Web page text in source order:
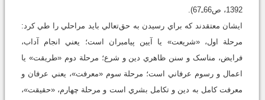
1392، ص66ـ67).
ايشان معتقدند که براي رسيدن به حق‌تعالي بايد مراحلي را طي کرد:
مرحلة اول، «شريعت» يا آيين پيامبران است؛ يعني انجام آداب،
فرايض، مناسک و سنن ظاهري دين و شرع؛ مرحلة دوم «طريقت» يا
اعمال و رسوم عرفاني است؛ مرحلة سوم «معرفت»، يعني عرفان و
معرفت کامل به دين و تکامل بشري است و مرحلة چهارم، «حقيقت»،